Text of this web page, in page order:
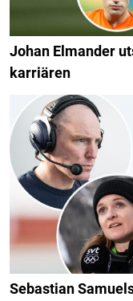
Johan Elmander
karriären
Sebastian